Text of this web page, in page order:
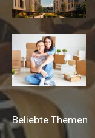
Beliebte Themen